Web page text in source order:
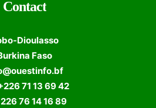
Contact
Dioulasso
Faso
71 13 69 42
76 14 16 89